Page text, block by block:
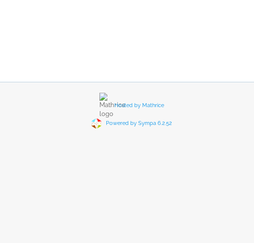
Hosted by Mathrice
Powered by Sympa 6.2.52